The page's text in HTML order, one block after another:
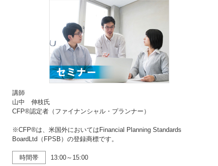
講師
山中 伸枝氏
CFP®認定者（ファイナンシャル・プランナー）
※CFP®は、米国外においてはFinancial Planning Standards
BoardLtd（FPSB）の登録商標です。
時間帯 13:00～15:00